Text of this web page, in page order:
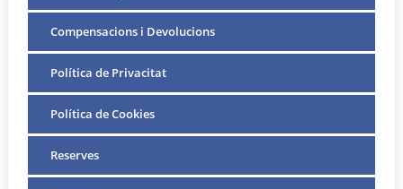
Compensacions i Devolucions
Política de Privacitat
Política de Cookies
Reserves